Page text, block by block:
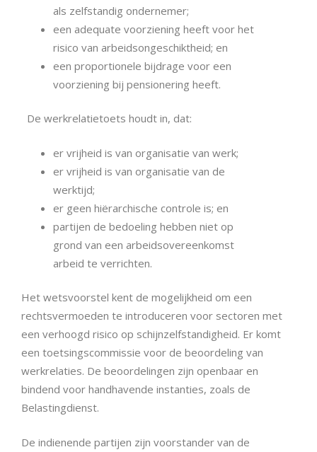
als zelfstandig ondernemer;
een adequate voorziening heeft voor het
risico van arbeidsongeschiktheid; en
een proportionele bijdrage voor een
voorziening bij pensionering heeft.
De werkrelatietoets houdt in, dat:
er vrijheid is van organisatie van werk;
er vrijheid is van organisatie van de
werktijd;
er geen hiërarchische controle is; en
partijen de bedoeling hebben niet op
grond van een arbeidsovereenkomst
arbeid te verrichten.
Het wetsvoorstel kent de mogelijkheid om een
rechtsvermoeden te introduceren voor sectoren met
een verhoogd risico op schijnzelfstandigheid. Er komt
een toetsingscommissie voor de beoordeling van
werkrelaties. De beoordelingen zijn openbaar en
bindend voor handhavende instanties, zoals de
Belastingdienst.
De indienende partijen zijn voorstander van de